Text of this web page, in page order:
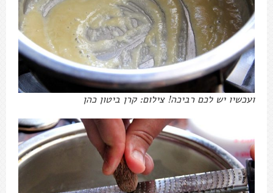
ועכשיו יש לכם רביכה! צילום: קרן ביטון כהן